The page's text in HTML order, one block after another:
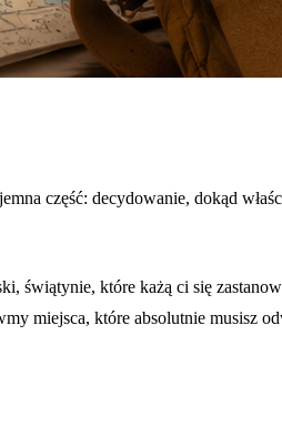
część: decydowanie, dokąd
świątynie, które każą ci się
miejsca, które absolutnie musisz